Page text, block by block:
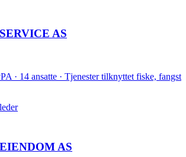
AS
· 14 ansatte · Tjenester tilknyttet fiske, fangst
AS